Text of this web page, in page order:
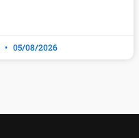
05/08/2026